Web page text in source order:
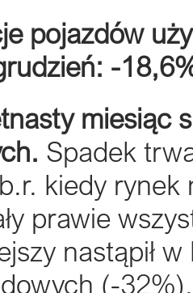
pojazdów
-
Spadek
kiedy rynek
prawie
nastąpił
(-